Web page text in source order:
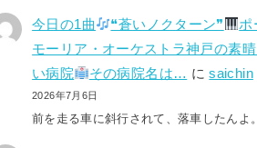
今日の1曲 ❝蒼いノクターン❞
ポ
モーリア・オーケストラ神戸の素晴
い病院
その病院名は… にsaichin
2026年7月6日
前を走る車に斜行されて、落車したんよ。